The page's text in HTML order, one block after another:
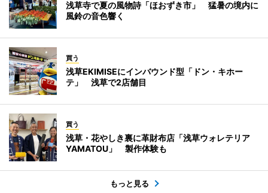
浅草寺で夏の風物詩「ほおずき市」 猛暑の境内に
風鈴の音色響く
買う
浅草EKIMISEにインバウンド型「ドン・キホー
テ」 浅草で2店舗目
買う
浅草・花やしき裏に革財布店「浅草ウォレテリア
YAMATOU」 製作体験も
もっと見る